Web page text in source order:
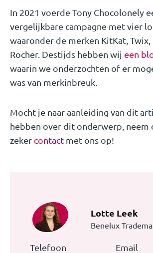
In 2021 voerde Tony Chocolonely
vergelijkbare campagne met vier
waaronder de merken KitKat,
Rocher. Destijds hebben wij een
waarin we onderzochten of er
was van merkinbreuk.
Mocht je naar aanleiding van dit
hebben over dit onderwerp, neem
zeker contact met ons op!
Lotte Leek
Benelux
Telefoon Email